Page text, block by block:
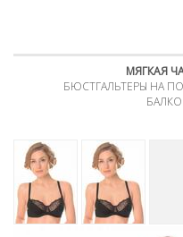
МЯГКАЯ
БЮСТГАЛЬТЕРЫ НА